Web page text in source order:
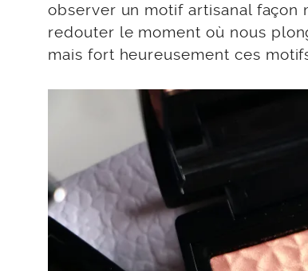
observer un motif artisanal façon
redouter le moment où nous
mais fort heureusement ces